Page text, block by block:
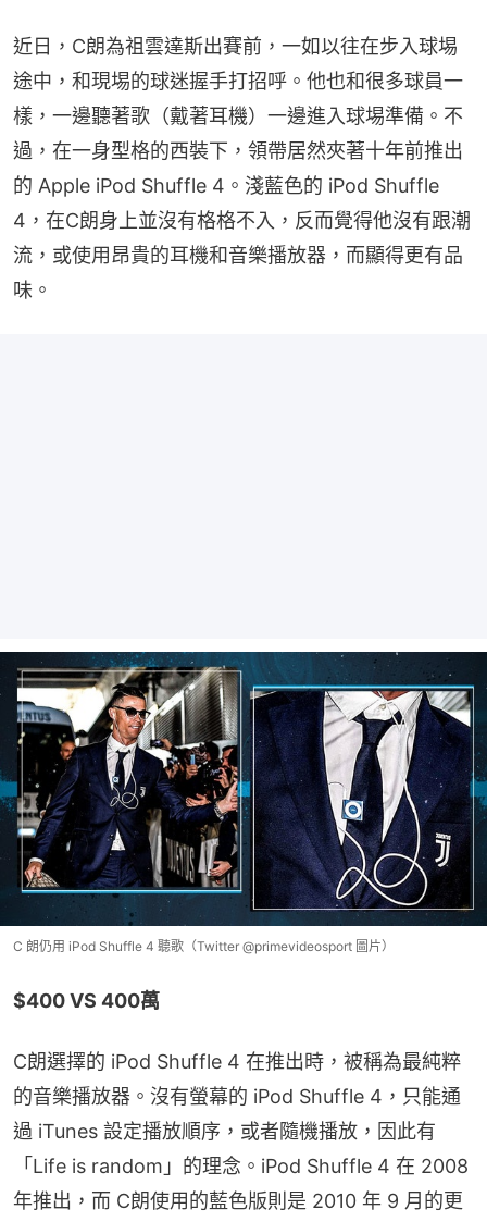
近日，C朗為祖雲達斯出賽前，一如以往在步入球埸
途中，和現埸的球迷握手打招呼。他也和很多球員一
樣，一邊聽著歌（戴著耳機）一邊進入球埸準備。不
過，在一身型格的西裝下，領帶居然夾著十年前推出
的 Apple iPod Shuffle 4。淺藍色的 iPod Shuffle
4，在C朗身上並沒有格格不入，反而覺得他沒有跟潮
流，或使用昂貴的耳機和音樂播放器，而顯得更有品
味。
C 朗仍用 iPod Shuffle 4 聽歌（Twitter @primevideosport 圖片）
$400 VS 400萬
C朗選擇的 iPod Shuffle 4 在推出時，被稱為最純粹
的音樂播放器。沒有螢幕的 iPod Shuffle 4，只能通
過 iTunes 設定播放順序，或者隨機播放，因此有
「Life is random」的理念。iPod Shuffle 4 在 2008
年推出，而 C朗使用的藍色版則是 2010 年 9 月的更